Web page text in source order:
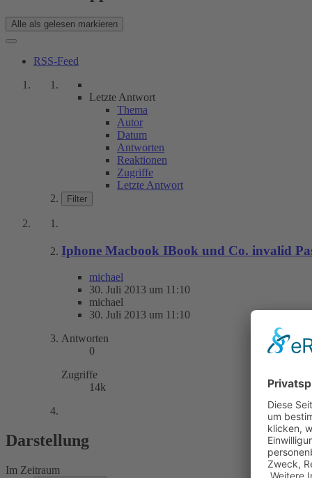
Alle als gelesen markieren
RSS-Feed
Letzte Antwort
Thema
Autor
Datum
Antworten
Reaktionen
Zugriffe
Letzte Antwort
Filter
Iphone Macbook IBook und Co. invalid
michael
30. Juli 2013 um 11:10
michael
30. Juli 2013 um 11:10
Antworten
0
Zugriffe
14k
Darstellung
Im Zeitraum